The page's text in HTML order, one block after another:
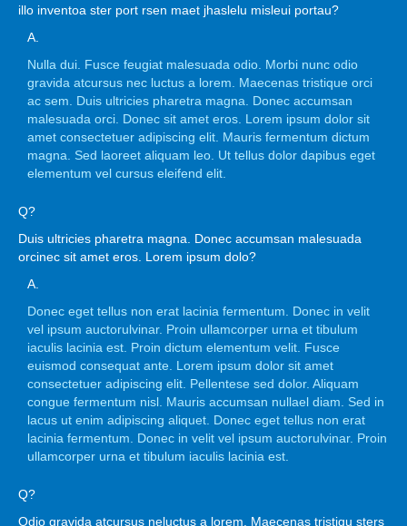
illo inventoa ster port rsen maet jhaslelu misleui portau?
A.
Nulla dui. Fusce feugiat malesuada odio. Morbi nunc odio
gravida atcursus nec luctus a lorem. Maecenas tristique orci
ac sem. Duis ultricies pharetra magna. Donec accumsan
malesuada orci. Donec sit amet eros. Lorem ipsum dolor sit
amet consectetuer adipiscing elit. Mauris fermentum dictum
magna. Sed laoreet aliquam leo. Ut tellus dolor dapibus eget
elementum vel cursus eleifend elit.
Q?
Duis ultricies pharetra magna. Donec accumsan malesuada
orcinec sit amet eros. Lorem ipsum dolo?
A.
Donec eget tellus non erat lacinia fermentum. Donec in velit
vel ipsum auctorulvinar. Proin ullamcorper urna et tibulum
iaculis lacinia est. Proin dictum elementum velit. Fusce
euismod consequat ante. Lorem ipsum dolor sit amet
consectetuer adipiscing elit. Pellentese sed dolor. Aliquam
congue fermentum nisl. Mauris accumsan nullael diam. Sed in
lacus ut enim adipiscing aliquet. Donec eget tellus non erat
lacinia fermentum. Donec in velit vel ipsum auctorulvinar. Proin
ullamcorper urna et tibulum iaculis lacinia est.
Q?
Odio gravida atcursus neluctus a lorem. Maecenas tristiqu sters